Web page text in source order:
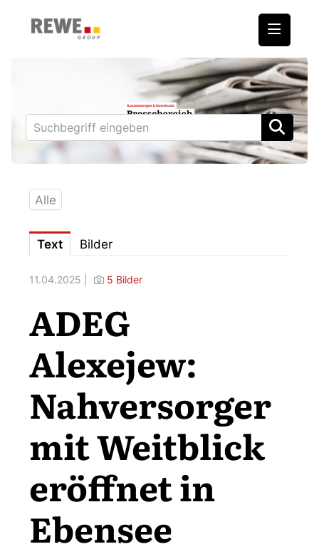
REWE International AG
BILLA
PENNY
BIPA
Downloads
Fotos – Vorstand
Kontakt
Alle
Text Bilder
11.04.2025 | 5 Bilder
ADEG
Alexejew:
Nahversorger
mit Weitblick
eröffnet in
Ebensee